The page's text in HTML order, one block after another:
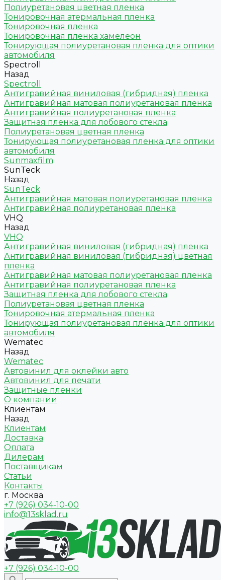
Полиуретановая цветная пленка
Тонировочная атермальная пленка
Тонировочная пленка
Тонировочная пленка хамелеон
Тонирующая полиуретановая пленка для оптики
автомобиля
Spectroll
Назад
Spectroll
Антигравийная виниловая (гибридная) пленка
Антигравийная матовая полиуретановая пленка
Антигравийная полиуретановая пленка
Защитная пленка для лобового стекла
Полиуретановая цветная пленка
Тонирующая полиуретановая пленка для оптики
автомобиля
Sunmaxfilm
SunTeck
Назад
SunTeck
Антигравийная матовая полиуретановая пленка
Антигравийная полиуретановая пленка
VHQ
Назад
VHQ
Антигравийная виниловая (гибридная) пленка
Антигравийная виниловая (гибридная) цветная
пленка
Антигравийная матовая полиуретановая пленка
Антигравийная полиуретановая пленка
Защитная пленка для лобового стекла
Полиуретановая цветная пленка
Тонировочная атермальная пленка
Тонирующая полиуретановая пленка для оптики
автомобиля
Wematec
Назад
Wematec
Автовинил для оклейки авто
Автовинил для печати
Защитные пленки
О компании
Клиентам
Назад
Клиентам
Доставка
Оплата
Дилерам
Поставщикам
Статьи
Контакты
г. Москва
+7 (926) 034-10-00
info@13sklad.ru
+7 (926) 034-10-00